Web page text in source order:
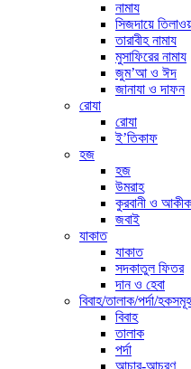
নামায
সিজদায়ে
তারাবীহ নামায
মুসাফিরের নামায
জুম’আ ও ঈদ
জানাযা ও দাফন
রোযা
রোযা
ই’তিকাফ
হজ
হজ
উমরাহ
কুরবানী ও
জবাই
যাকাত
যাকাত
সদকাতুল ফিতর
দান ও হেবা
বিবাহ/তালাক/পর্দা/হকসমূহ
বিবাহ
তালাক
পর্দা
আচার-আচরণ